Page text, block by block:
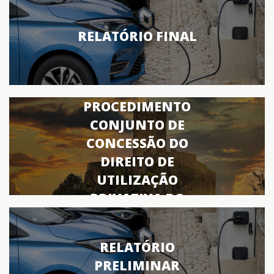
RELATÓRIO FINAL
PROCEDIMENTO
CONJUNTO DE
CONCESSÃO DO
DIREITO DE
UTILIZAÇÃO
PRIVATIVA DO
DOMÍNIO PÚBLICO
PARA A
INSTALAÇÃO,
RELATÓRIO
PRELIMINAR